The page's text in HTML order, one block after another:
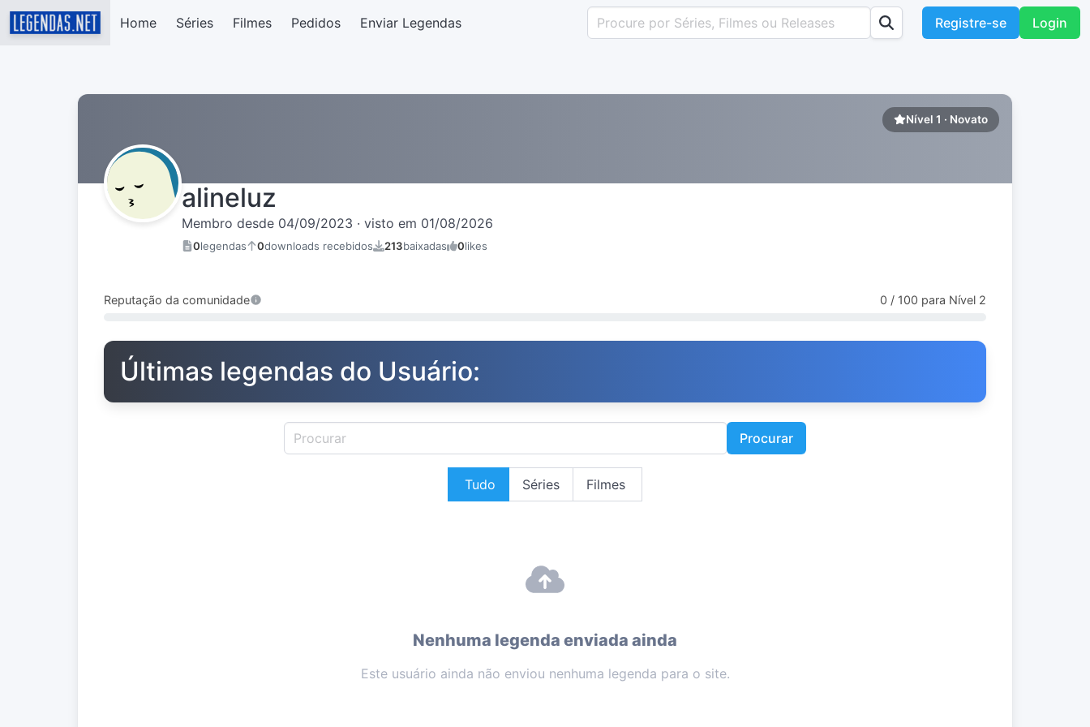
Home Séries Filmes Pedidos Enviar Legendas Registre-se Login
Nível 1 · Novato
alineluz
Membro desde 04/09/2023 · visto em 01/08/2026
0legendas 0downloads recebidos 213baixadas 0likes
Reputação da comunidade 0 / 100 para Nível 2
Últimas legendas do Usuário:
Procurar
Tudo Séries Filmes
Nenhuma legenda enviada ainda
Este usuário ainda não enviou nenhuma legenda para o site.